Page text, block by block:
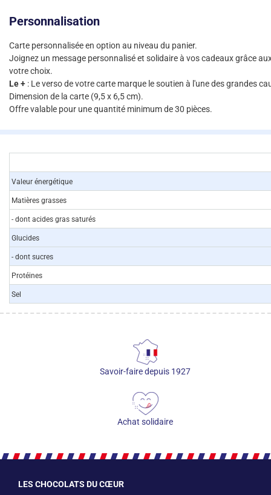
Personnalisation
Carte personnalisée en option au niveau du panier.
Joignez un message personnalisé et solidaire à vos cadeaux grâce
votre choix.
Le + : Le verso de votre carte marque le soutien à l'une des grandes
Dimension de la carte (9,5 x 6,5 cm).
Offre valable pour une quantité minimum de 30 pièces.
Valeur énergétique
Matières grasses
- dont acides gras saturés
Glucides
- dont sucres
Protéines
Sel
Savoir-faire depuis 1927
Achat solidaire
LES CHOCOLATS DU CŒUR